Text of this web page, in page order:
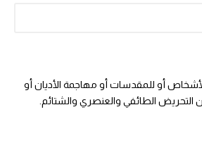
أو للمقدسات أو مهاجمة الأديان أو
عن التحريض الطائفي والعنصري والشتائم.